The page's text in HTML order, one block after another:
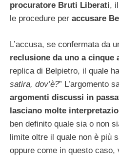
procuratore Bruti Liberati,
le procedure per accusare
L’accusa, se confermata da
reclusione da uno a cinque
replica di Belpietro, il quale
satira, dov’è?” L’argomento
argomenti discussi in
lasciano molte
ben definito quale sia o non
limite oltre il quale non è più
oppure come in questo caso,